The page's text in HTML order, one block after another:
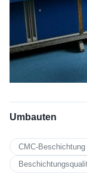
Umbauten
CMC-Beschichtung